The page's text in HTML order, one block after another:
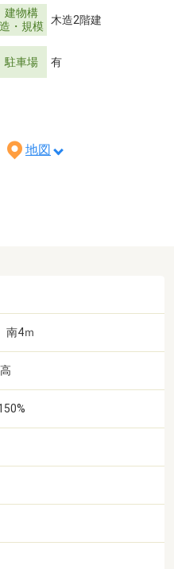
建物構
造・規模 木造2階建
駐車場 有
地図
4ｍ